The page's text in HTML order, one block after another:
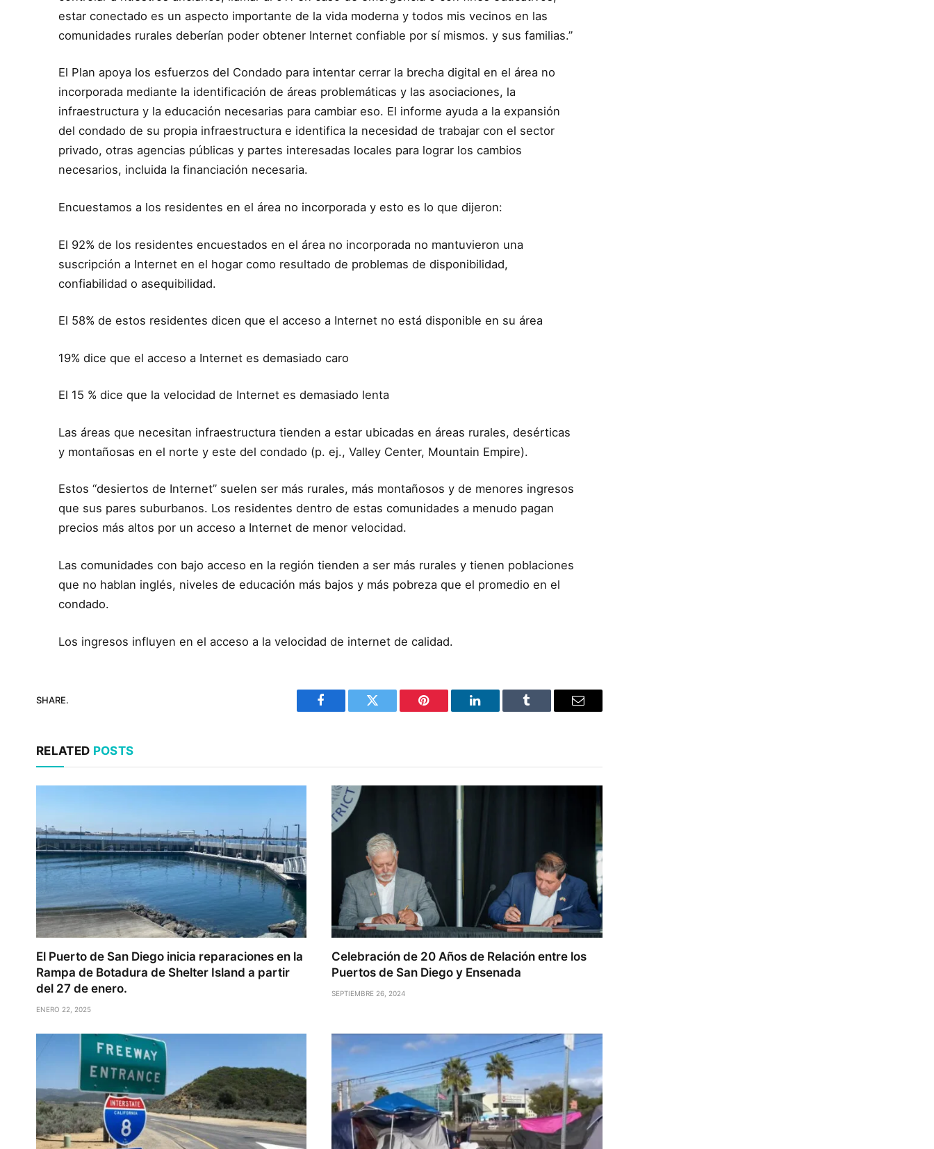
estar conectado es un aspecto importante de la vida moderna y todos mis vecinos en las
comunidades rurales deberían poder obtener Internet confiable por sí mismos. y sus familias.”
El Plan apoya los esfuerzos del Condado para intentar cerrar la brecha digital en el área no
incorporada mediante la identificación de áreas problemáticas y las asociaciones, la
infraestructura y la educación necesarias para cambiar eso. El informe ayuda a la expansión
del condado de su propia infraestructura e identifica la necesidad de trabajar con el sector
privado, otras agencias públicas y partes interesadas locales para lograr los cambios
necesarios, incluida la financiación necesaria.
Encuestamos a los residentes en el área no incorporada y esto es lo que dijeron:
El 92% de los residentes encuestados en el área no incorporada no mantuvieron una
suscripción a Internet en el hogar como resultado de problemas de disponibilidad,
confiabilidad o asequibilidad.
El 58% de estos residentes dicen que el acceso a Internet no está disponible en su área
19% dice que el acceso a Internet es demasiado caro
El 15 % dice que la velocidad de Internet es demasiado lenta
Las áreas que necesitan infraestructura tienden a estar ubicadas en áreas rurales, desérticas
y montañosas en el norte y este del condado (p. ej., Valley Center, Mountain Empire).
Estos “desiertos de Internet” suelen ser más rurales, más montañosos y de menores ingresos
que sus pares suburbanos. Los residentes dentro de estas comunidades a menudo pagan
precios más altos por un acceso a Internet de menor velocidad.
Las comunidades con bajo acceso en la región tienden a ser más rurales y tienen poblaciones
que no hablan inglés, niveles de educación más bajos y más pobreza que el promedio en el
condado.
Los ingresos influyen en el acceso a la velocidad de internet de calidad.
SHARE.
Facebook Twitter Pinterest LinkedIn Tumblr Email
RELATED POSTS
El Puerto de San Diego inicia reparaciones en la
Rampa de Botadura de Shelter Island a partir
del 27 de enero.
ENERO 22, 2025
Celebración de 20 Años de Relación entre los
Puertos de San Diego y Ensenada
SEPTIEMBRE 26, 2024